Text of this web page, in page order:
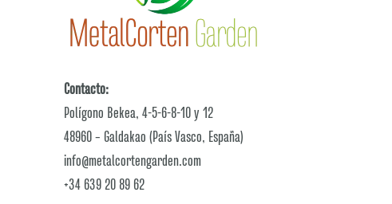
Contacto:
Polígono Bekea, 4-5-6-8-10 y 12
48960 – Galdakao (País Vasco, España)
info@metalcortengarden.com
+34 639 20 89 62